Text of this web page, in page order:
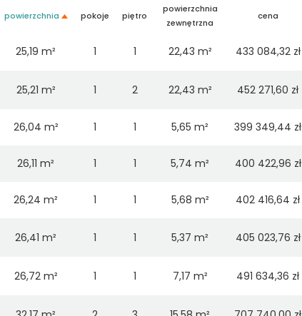
powierzchnia pokoje piętro
powierzchnia
zewnętrzna
cena
25,19 m² 1 1 22,43 m² 433 084,32 zł
25,21 m² 1 2 22,43 m² 452 271,60 zł
26,04 m² 1 1 5,65 m² 399 349,44 zł
26,11 m² 1 1 5,74 m² 400 422,96 zł
26,24 m² 1 1 5,68 m² 402 416,64 zł
26,41 m² 1 1 5,37 m² 405 023,76 zł
26,72 m² 1 1 7,17 m² 491 634,36 zł